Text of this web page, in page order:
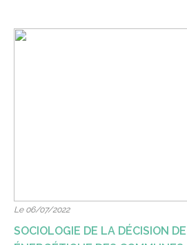
Le 06/07/2022
SOCIOLOGIE DE LA DÉCISION